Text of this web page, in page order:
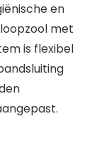
en
met
is flexibel